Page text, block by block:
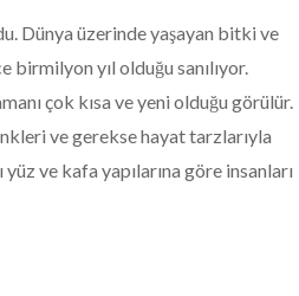
Dünya üzerinde yaşayan bitki ve
birmilyon yıl olduğu sanılıyor.
çok kısa ve yeni olduğu görülür.
ve gerekse hayat tarzlarıyla
ve kafa yapılarına göre insanları